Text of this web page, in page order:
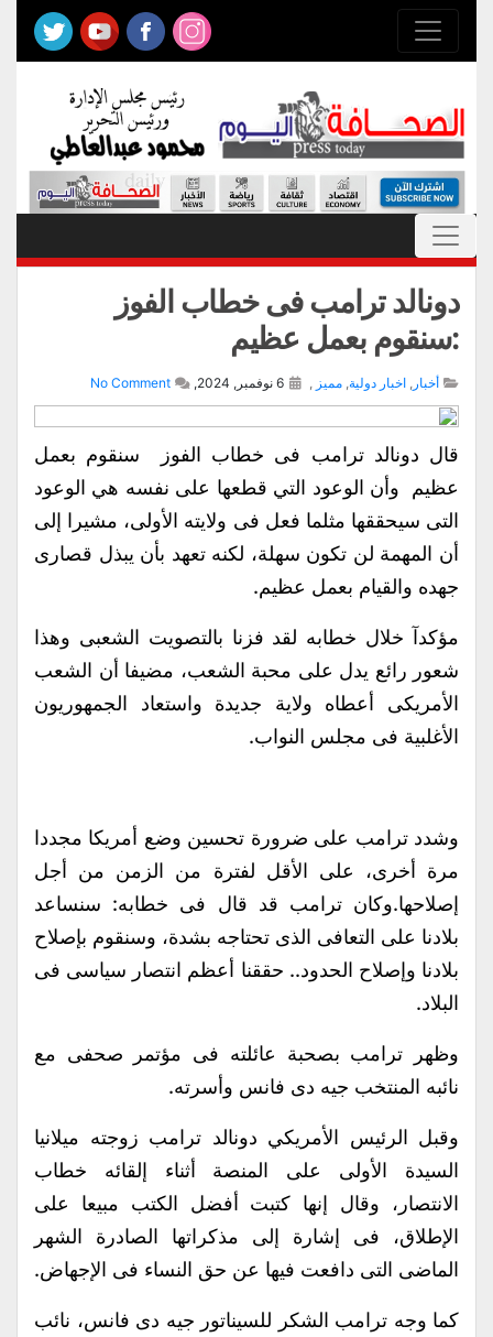
دونالد ترامب فى خطاب الفوز
:سنقوم بعمل عظيم
أخبار , اخبار دولية, مميز ,
No Comment
قال دونالد ترامب فى خطاب الفوز سنقوم بعمل
عظيم وأن الوعود التي قطعها على نفسه هي الوعود
التى سيحققها مثلما فعل فى ولايته الأولى، مشيرا إلى
أن المهمة لن تكون سهلة، لكنه تعهد بأن يبذل قصارى
جهده والقيام بعمل عظيم.
مؤكدآ خلال خطابه لقد فزنا بالتصويت الشعبى وهذا
شعور رائع يدل على محبة الشعب، مضيفا أن الشعب
الأمريكى أعطاه ولاية جديدة واستعاد الجمهوريون
الأغلبية فى مجلس النواب.
وشدد ترامب على ضرورة تحسين وضع أمريكا مجددا
مرة أخرى، على الأقل لفترة من الزمن من أجل
إصلاحها.وكان ترامب قد قال فى خطابه: سنساعد
بلادنا على التعافى الذى تحتاجه بشدة، وسنقوم بإصلاح
بلادنا وإصلاح الحدود.. حققنا أعظم انتصار سياسى فى
البلاد.
وظهر ترامب بصحبة عائلته فى مؤتمر صحفى مع
نائبه المنتخب جيه دى فانس وأسرته.
وقبل الرئيس الأمريكي دونالد ترامب زوجته ميلانيا
السيدة الأولى على المنصة أثناء إلقائه خطاب
الانتصار، وقال إنها كتبت أفضل الكتب مبيعا على
الإطلاق، فى إشارة إلى مذكراتها الصادرة الشهر
الماضى التى دافعت فيها عن حق النساء فى الإجهاض.
كما وجه ترامب الشكر للسيناتور جيه دى فانس، نائب